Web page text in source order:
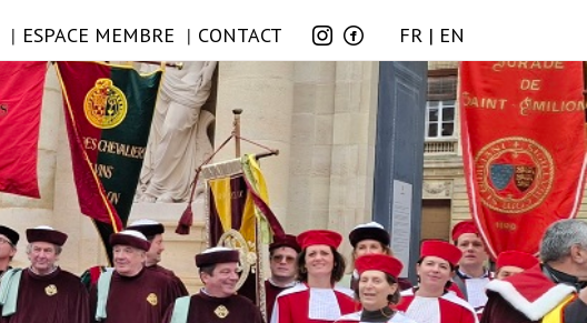
ESPACE MEMBRE CONTACT FR EN